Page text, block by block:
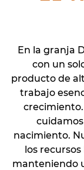
En la granja
con un
producto de
trabajo
nacimiento.
los
manteniendo